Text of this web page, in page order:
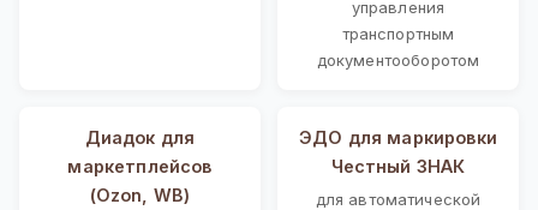
управления
транспортным
документооборотом
Диадок для
маркетплейсов
(Ozon, WB)
ЭДО для маркировки
Честный ЗНАК
для автоматической